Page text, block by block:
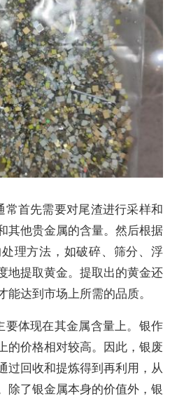
常首先需要对尾渣进行采样和
其他贵金属的含量。然后根据
理方法，如破碎、筛分、浮
地提取黄金。提取出的黄金还
达到市场上所需的品质。
要体现在其金属含量上。银作
的价格相对较高。因此，银废
过回收和提炼得到再利用，从
除了银金属本身的价值外，银